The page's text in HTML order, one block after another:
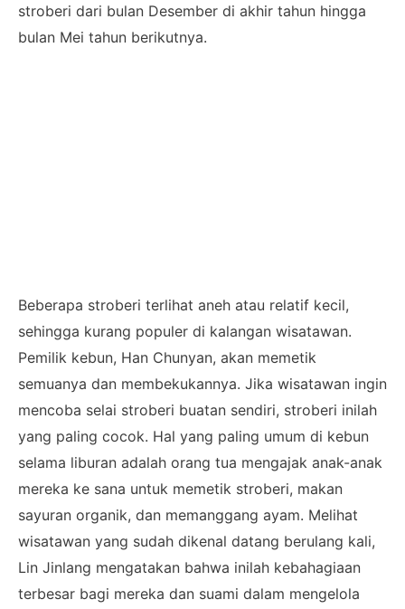
stroberi dari bulan Desember di akhir tahun hingga
bulan Mei tahun berikutnya.
Beberapa stroberi terlihat aneh atau relatif kecil,
sehingga kurang populer di kalangan wisatawan.
Pemilik kebun, Han Chunyan, akan memetik
semuanya dan membekukannya. Jika wisatawan ingin
mencoba selai stroberi buatan sendiri, stroberi inilah
yang paling cocok. Hal yang paling umum di kebun
selama liburan adalah orang tua mengajak anak-anak
mereka ke sana untuk memetik stroberi, makan
sayuran organik, dan memanggang ayam. Melihat
wisatawan yang sudah dikenal datang berulang kali,
Lin Jinlang mengatakan bahwa inilah kebahagiaan
terbesar bagi mereka dan suami dalam mengelola